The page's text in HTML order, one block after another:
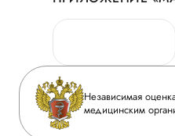
Новости
Руководство
Сотрудничество
Инвесторам
Журнал «Мать и дитя»
Персональные данные
Горячая линия качества
Вопрос-ответ
Приложение пациента
Независимая
медицинским